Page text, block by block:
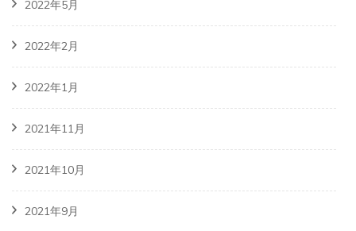
2022年5月
2022年2月
2022年1月
2021年11月
2021年10月
2021年9月